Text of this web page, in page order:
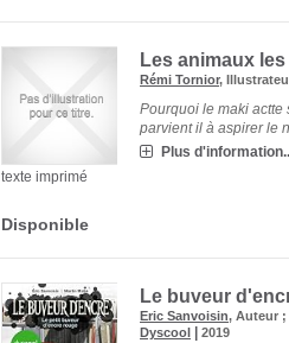
texte imprimé
Les animaux
Rémi Tornior,
Pourquoi le maki actte
parvient il à aspirer le
Plus
Disponible
Le buveur
Eric Sanvoisin, Auteur
Dyscool |2019